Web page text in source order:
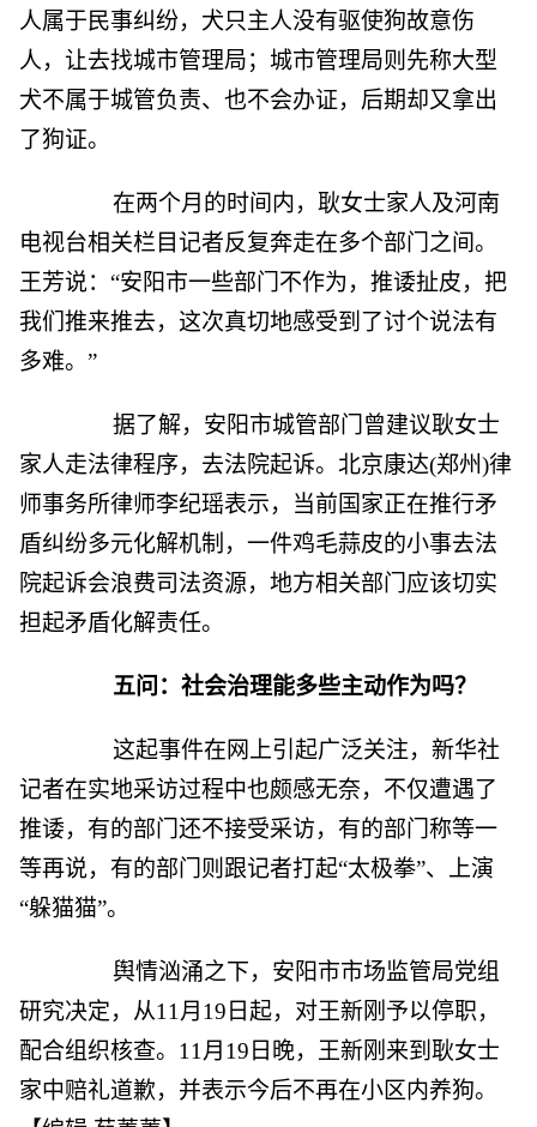
人属于民事纠纷，犬只主人没有驱使狗故意伤
人，让去找城市管理局；城市管理局则先称大型
犬不属于城管负责、也不会办证，后期却又拿出
了狗证。
在两个月的时间内，耿女士家人及河南
电视台相关栏目记者反复奔走在多个部门之间。
王芳说：“安阳市一些部门不作为，推诿扯皮，把
我们推来推去，这次真切地感受到了讨个说法有
多难。”
据了解，安阳市城管部门曾建议耿女士
家人走法律程序，去法院起诉。北京康达(郑州)律
师事务所律师李纪瑶表示，当前国家正在推行矛
盾纠纷多元化解机制，一件鸡毛蒜皮的小事去法
院起诉会浪费司法资源，地方相关部门应该切实
担起矛盾化解责任。
五问：社会治理能多些主动作为吗？
这起事件在网上引起广泛关注，新华社
记者在实地采访过程中也颇感无奈，不仅遭遇了
推诿，有的部门还不接受采访，有的部门称等一
等再说，有的部门则跟记者打起“太极拳”、上演
“躲猫猫”。
舆情汹涌之下，安阳市市场监管局党组
研究决定，从11月19日起，对王新刚予以停职，
配合组织核查。11月19日晚，王新刚来到耿女士
家中赔礼道歉，并表示今后不再在小区内养狗。